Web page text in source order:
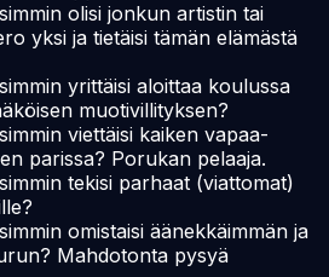
olisi jonkun artistin tai
yksi ja tietäisi tämän elämästä
yrittäisi aloittaa koulussa
muotivillityksen?
viettäisi kaiken vapaa-
parissa? Porukan pelaaja.
tekisi parhaat (viattomat)
omistaisi äänekkäimmän ja
Mahdotonta pysyä